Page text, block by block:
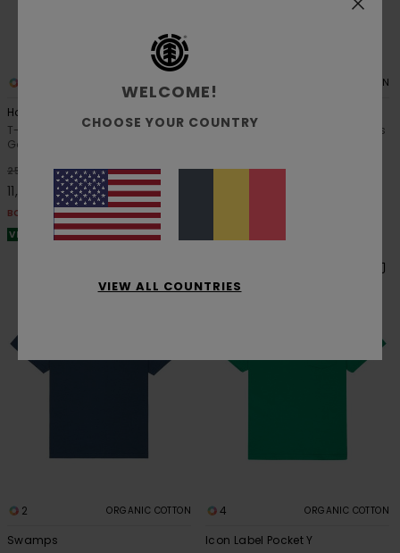
Home Team
T-Shirt à manches courtes Vert
Garçon 8-16 ans
25,00 € 55%
11,25 €
BONS PLANS
VENTE FLASH EXTRA 25%
ORGANIC COTTON
T-Shirt à manches courtes Gris
25,00 € 63%
2 ORGANIC COTTON
Swamps
4 ORGANIC COTTON
Icon Label Pocket Y
WELCOME!
CHOOSE YOUR COUNTRY
VIEW ALL COUNTRIES